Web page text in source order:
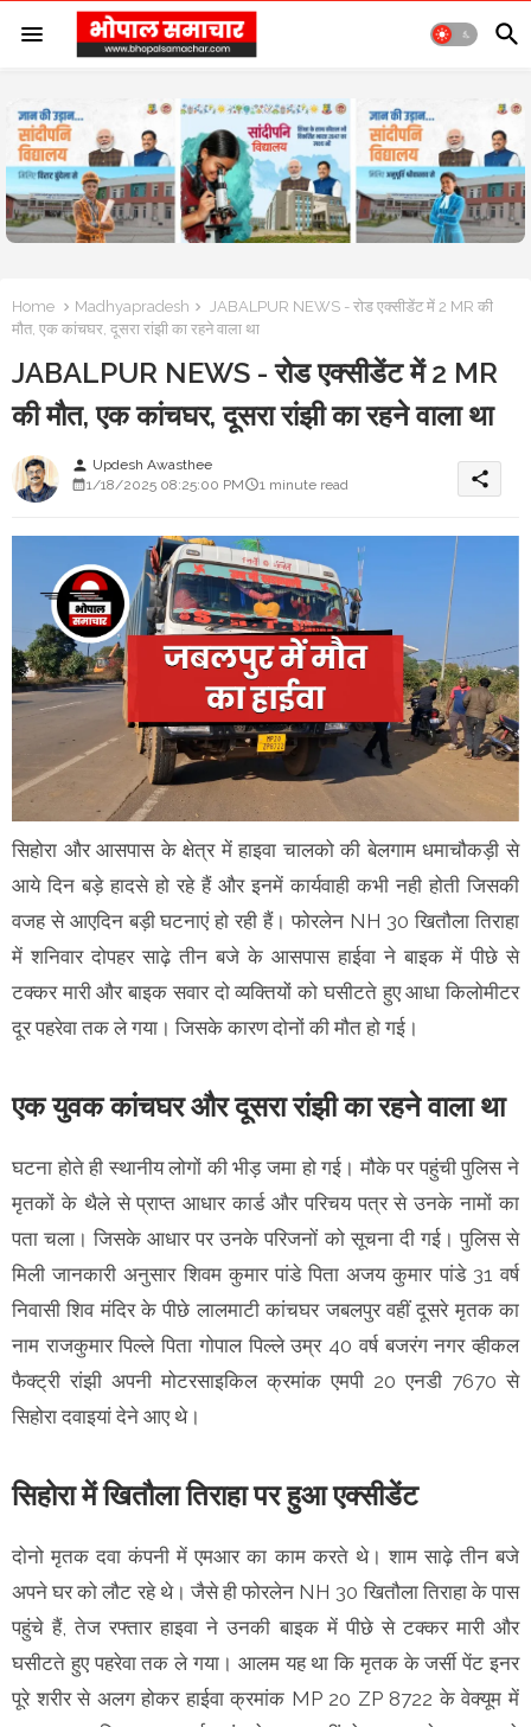
Home Madhyapradesh
JABALPUR NEWS - रोड एक्सीडेंट में 2 MR की
मौत, एक कांचघर, दूसरा रांझी का रहने वाला था
JABALPUR NEWS - रोड एक्सीडेंट में 2 MR
की मौत, एक कांचघर, दूसरा रांझी का रहने वाला था
person Updesh Awasthee
1/18/2025 08:25:00 PM
1 minute read share
सिहोरा और आसपास के क्षेत्र में हाइवा चालको की बेलगाम धमाचौकड़ी से
आये दिन बड़े हादसे हो रहे हैं और इनमें कार्यवाही कभी नही होती जिसकी
वजह से आएदिन बड़ी घटनाएं हो रही हैं। फोरलेन NH 30 खितौला तिराहा
में शनिवार दोपहर साढ़े तीन बजे के आसपास हाईवा ने बाइक में पीछे से
टक्कर मारी और बाइक सवार दो व्यक्तियों को घसीटते हुए आधा किलोमीटर
दूर पहरेवा तक ले गया। जिसके कारण दोनों की मौत हो गई।
एक युवक कांचघर और दूसरा रांझी का रहने वाला था
घटना होते ही स्थानीय लोगों की भीड़ जमा हो गई। मौके पर पहुंची पुलिस ने
मृतकों के थैले से प्राप्त आधार कार्ड और परिचय पत्र से उनके नामों का
पता चला। जिसके आधार पर उनके परिजनों को सूचना दी गई। पुलिस से
मिली जानकारी अनुसार शिवम कुमार पांडे पिता अजय कुमार पांडे 31 वर्ष
निवासी शिव मंदिर के पीछे लालमाटी कांचघर जबलपुर वहीं दूसरे मृतक का
नाम राजकुमार पिल्ले पिता गोपाल पिल्ले उम्र 40 वर्ष बजरंग नगर व्हीकल
फैक्ट्री रांझी अपनी मोटरसाइकिल क्रमांक एमपी 20 एनडी 7670 से
सिहोरा दवाइयां देने आए थे।
सिहोरा में खितौला तिराहा पर हुआ एक्सीडेंट
दोनो मृतक दवा कंपनी में एमआर का काम करते थे। शाम साढ़े तीन बजे
अपने घर को लौट रहे थे। जैसे ही फोरलेन NH 30 खितौला तिराहा के पास
पहुंचे हैं, तेज रफ्तार हाइवा ने उनकी बाइक में पीछे से टक्कर मारी और
घसीटते हुए पहरेवा तक ले गया। आलम यह था कि मृतक के जर्सी पेंट इनर
पूरे शरीर से अलग होकर हाईवा क्रमांक MP 20 ZP 8722 के वेक्यूम में